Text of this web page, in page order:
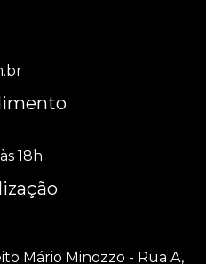
18h
Mário Minozzo - Rua A,